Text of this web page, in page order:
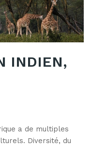
INDIEN,
a de multiples
Diversité, du